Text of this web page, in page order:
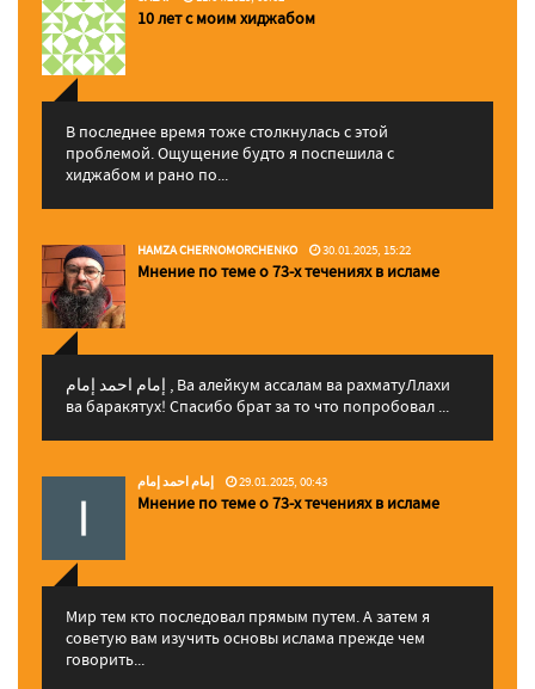
10 лет с моим хиджабом
В последнее время тоже столкнулась с этой
проблемой. Ощущение будто я поспешила с
хиджабом и рано по...
HAMZA CHERNOMORCHENKO 30.01.2025, 15:22
Мнение по теме о 73-х течениях в исламе
إمام احمد إمام , Ва алейкум ассалам ва рахматуЛлахи
ва баракятух! Спасибо брат за то что попробовал ...
إمام احمد إمام 29.01.2025, 00:43
Мнение по теме о 73-х течениях в исламе
Мир тем кто последовал прямым путем. А затем я
советую вам изучить основы ислама прежде чем
говорить...